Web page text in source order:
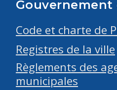
Code et charte de
Registres de la ville
Règlements des
municipales